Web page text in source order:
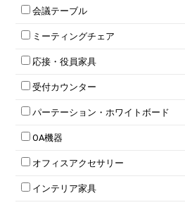
両開きキャビネット
上下連結キャビネット
軽量ラック（スチールラック）
収納家具その他
両開書庫
ラテラル書庫
1人用ロッカー
2人用ロッカー
3人用ロッカー
5人用ロッカー
8人用ロッカー
多人数ロッカー
ダイヤル錠ロッカー
ダイヤル錠ロッカー
ワードローブ・クローゼット
会議テーブル
ミーティングテーブル
スタッキングテーブル
ネスティングテーブル
カウンターテーブル
T字脚テーブル
会議テーブルW1200～
会議テーブルW1800～
平行スタックテーブル
ミーティングチェア
キャスター付きミーティングチェア
スタッキングミーティングチェア
テーブル付きミーティングチェア
折りたたみミーティングチェア
ハイチェア
ミーティングチェアその他
応接・役員家具
応接セット
応接ソファ
応接チェア
応接・役員家具その他
受付カウンター
ハイカウンター
ローカウンター
ラウンジカウンター
パーテーション・ホワイトボード
パーテーション
自立タイプパーテーション
パーテーションその他
壁掛けホワイトボード
OA機器
電話機（ビジネスフォン）
シュレッダー
オフィスアクセサリー
チェア用台車
演台・講演台・演説台
インテリア家具